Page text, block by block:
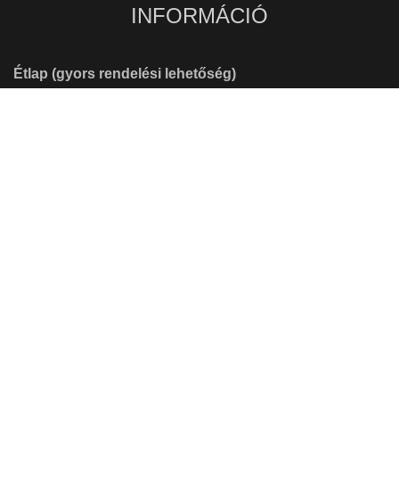
INFORMÁCIÓ
Étlap (gyors rendelési lehetőség)